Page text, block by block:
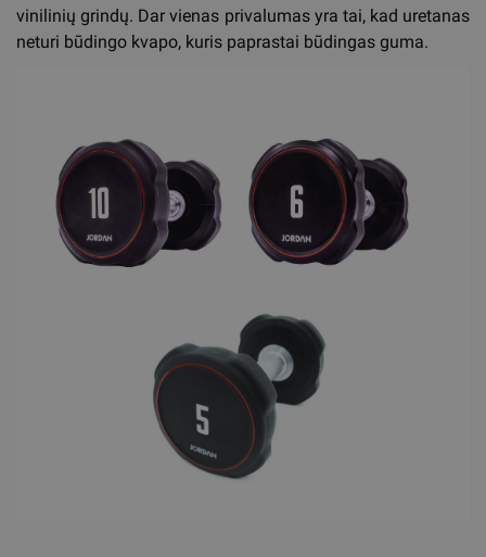
vinilinių grindų. Dar vienas privalumas yra tai, kad uretanas
neturi būdingo kvapo, kuris paprastai būdingas guma.